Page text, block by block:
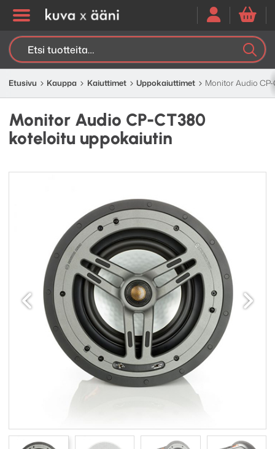
Etsi:
Etusivu Kauppa Kaiuttimet Uppokaiuttimet Monitor Audio
Monitor Audio CP-CT380
koteloitu uppokaiutin
Edellinen